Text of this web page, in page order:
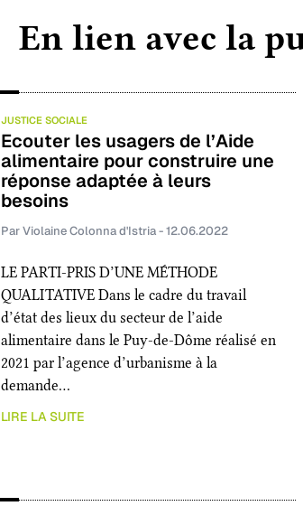
En lien avec la
JUSTICE SOCIALE
Ecouter les usagers de l’Aide
alimentaire pour construire une
réponse adaptée à leurs
besoins
Par Violaine Colonna d'Istria - 12.06.2022
LE PARTI-PRIS D’UNE MÉTHODE
QUALITATIVE Dans le cadre du travail
d’état des lieux du secteur de l’aide
alimentaire dans le Puy-de-Dôme réalisé en
2021 par l’agence d’urbanisme à la
demande…
LIRE LA SUITE